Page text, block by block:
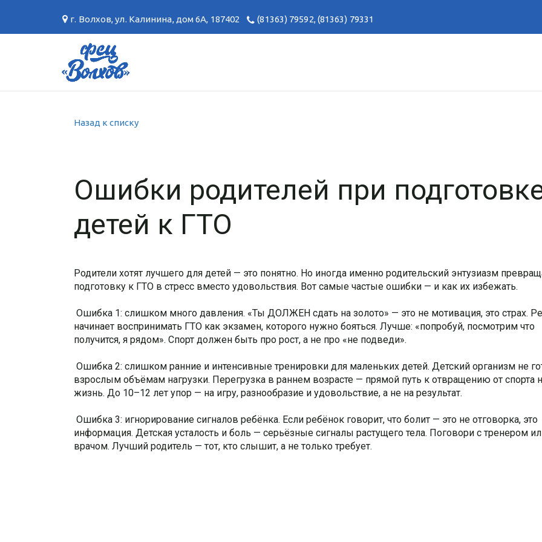
г. Волхов,ул. Калинина, дом 6А, 187402 (81363) 79592,(81363) 79331
Назад к списку
Ошибки родителей при
детей к ГТО
Родители хотят лучшего для детей — это понятно. Но иногда именно родительский энтузиазм
подготовку к ГТО в стресс вместо удовольствия. Вот самые частые ошибки — и как их избежать.
Ошибка 1: слишком много давления. «Ты ДОЛЖЕН сдать на золото» — это не мотивация, это страх.
начинает воспринимать ГТО как экзамен, которого нужно бояться. Лучше: «попробуй, посмотрим что
получится, я рядом». Спорт должен быть про рост, а не про «не подведи».
Ошибка 2: слишком ранние и интенсивные тренировки для маленьких детей. Детский организм не
взрослым объёмам нагрузки. Перегрузка в раннем возрасте — прямой путь к отвращению от спорта
жизнь. До 10–12 лет упор — на игру, разнообразие и удовольствие, а не на результат.
Ошибка 3: игнорирование сигналов ребёнка. Если ребёнок говорит, что болит — это не отговорка, это
информация. Детская усталость и боль — серьёзные сигналы растущего тела. Поговори с тренером
врачом. Лучший родитель — тот, кто слышит, а не только требует.